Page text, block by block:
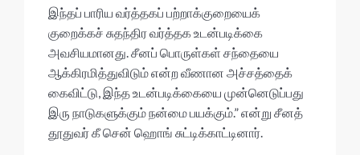
இந்தப் பாரிய வர்த்தகப் பற்றாக்குறையைக்
குறைக்கச் சுதந்திர வர்த்தக உடன்படிக்கை
அவசியமானது. சீனப் பொருள்கள் சந்தையை
ஆக்கிரமித்துவிடும் என்ற வீணான அச்சத்தைக்
கைவிட்டு, இந்த உடன்படிக்கையை முன்னெடுப்பது
இரு நாடுகளுக்கும் நன்மை பயக்கும்.” என்று சீனத்
தூதுவர் கீ சென் ஹொங் சுட்டிக்காட்டினார்.